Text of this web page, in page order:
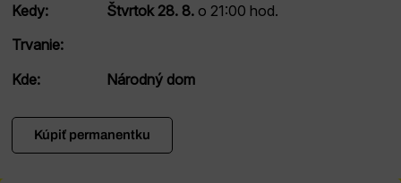
Kedy:
Štvrtok 28. 8.o 21:00 hod.
Trvanie:
Kde:
Národný dom
Kúpiť permanentku